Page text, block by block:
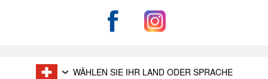
WÄHLEN SIE IHR LAND ODER SPRACHE